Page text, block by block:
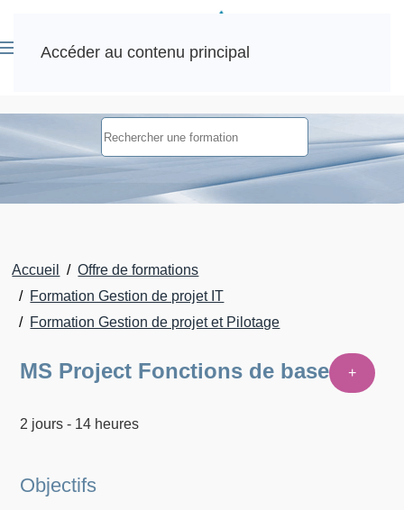
Accéder au contenu principal
Accueil
Offre de formations
Formation Gestion de projet IT
Formation Gestion de projet et Pilotage
MS Project Fonctions de base +
2 jours - 14 heures
Objectifs